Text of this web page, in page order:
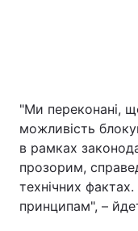
"Ми переконані,
можливість
в рамках
прозорим,
технічних
принципам", –